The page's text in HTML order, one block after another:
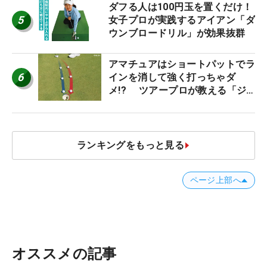
5
ダフる人は100円玉を置くだけ！
女子プロが実践するアイアン「ダ
ウンブロードリル」が効果抜群
6
アマチュアはショートパットでラ
インを消して強く打っちゃダ
メ!? ツアープロが教える「ジ
減するワケ
ランキングをもっと見る
ページ上部へ
オススメの記事